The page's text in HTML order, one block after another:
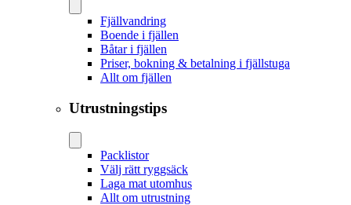
Fjällvandring
Boende i fjällen
Båtar i fjällen
Priser, bokning & betalning i fjällstuga
Allt om fjällen
Utrustningstips
Packlistor
Välj rätt ryggsäck
Laga mat utomhus
Allt om utrustning